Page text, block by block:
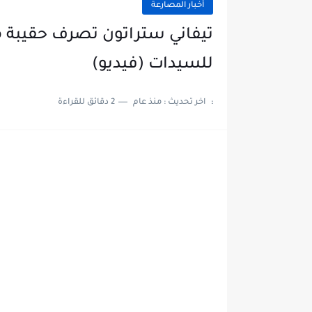
أخبار المصارعة
للسيدات (فيديو)
: اخر تحديث : منذ عام 2 دقائق للقراءة